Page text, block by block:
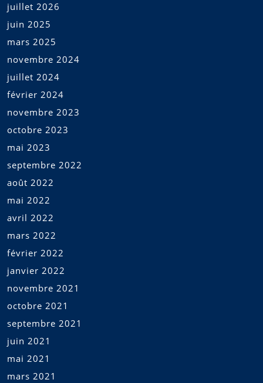
juillet 2026
juin 2025
mars 2025
novembre 2024
juillet 2024
février 2024
novembre 2023
octobre 2023
mai 2023
septembre 2022
août 2022
mai 2022
avril 2022
mars 2022
février 2022
janvier 2022
novembre 2021
octobre 2021
septembre 2021
juin 2021
mai 2021
mars 2021